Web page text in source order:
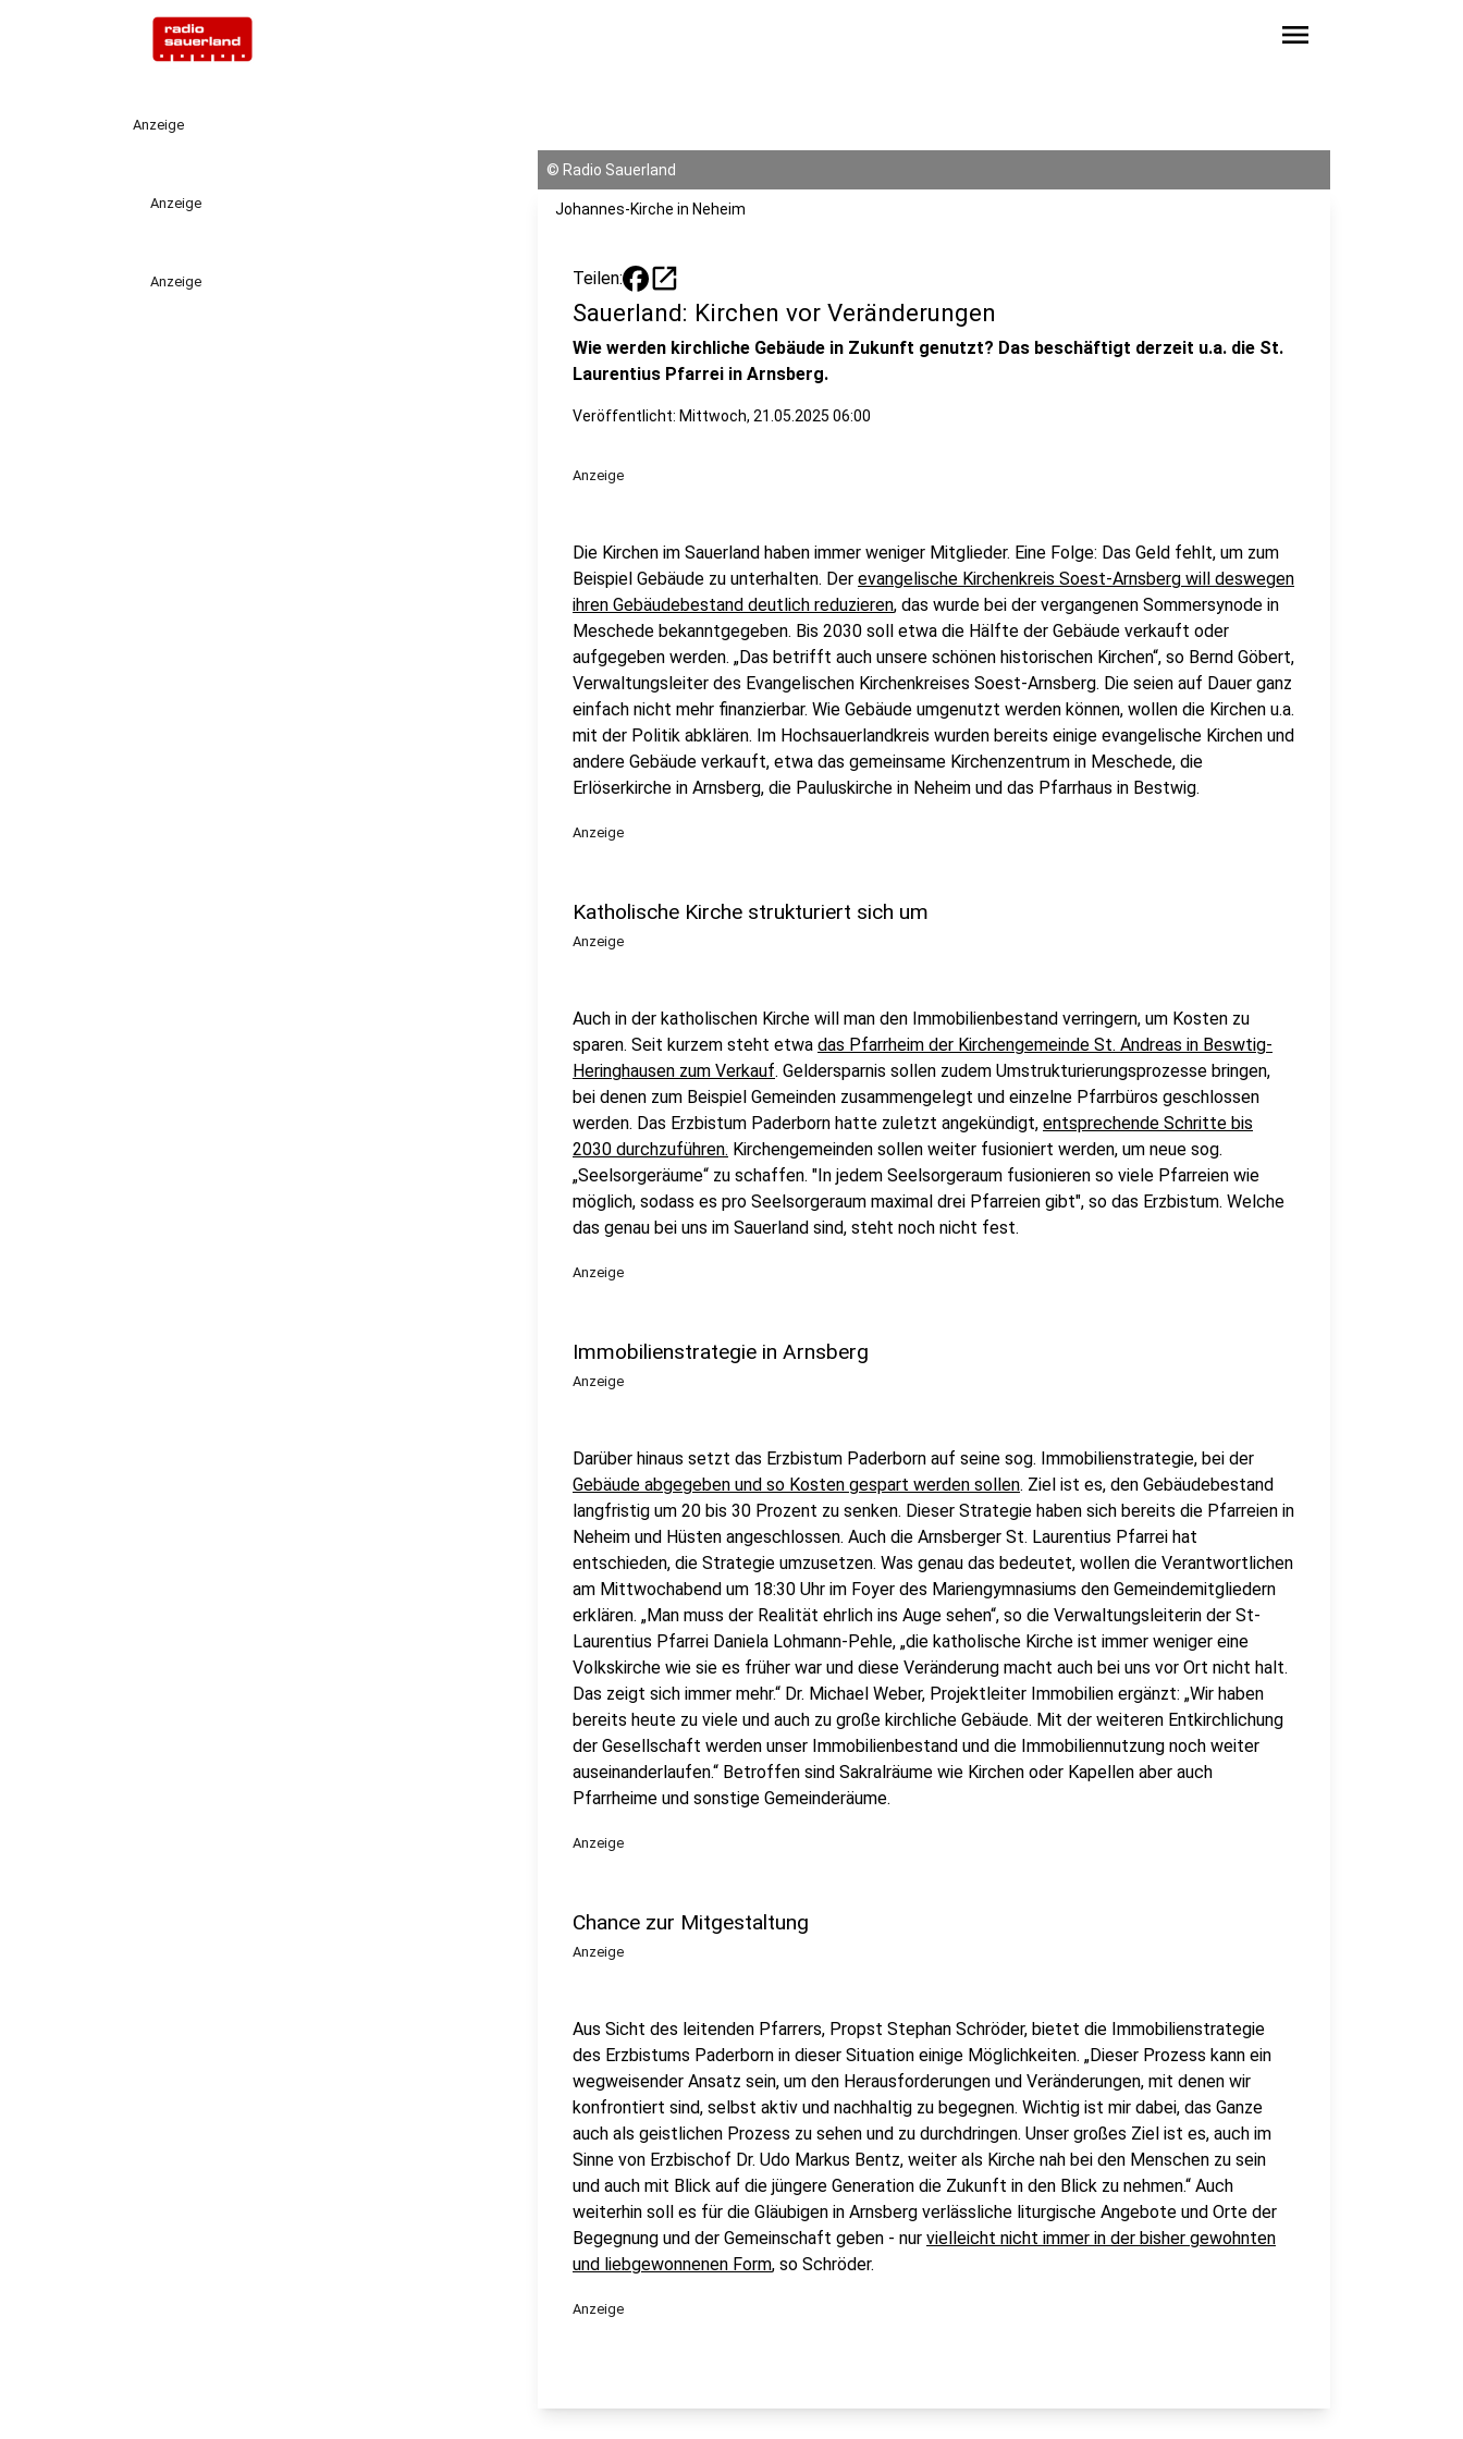
menu
Anzeige
Anzeige
Anzeige
© Radio Sauerland
Johannes-Kirche in Neheim
Teilen: open_in_new
Sauerland: Kirchen vor Veränderungen
Wie werden kirchliche Gebäude in Zukunft genutzt? Das beschäftigt derzeit u.a. die St.
Laurentius Pfarrei in Arnsberg.
Veröffentlicht: Mittwoch, 21.05.2025 06:00
Anzeige
Die Kirchen im Sauerland haben immer weniger Mitglieder. Eine Folge: Das Geld fehlt, um zum
Beispiel Gebäude zu unterhalten. Der evangelische Kirchenkreis Soest-Arnsberg will deswegen
ihren Gebäudebestand deutlich reduzieren, das wurde bei der vergangenen Sommersynode in
Meschede bekanntgegeben. Bis 2030 soll etwa die Hälfte der Gebäude verkauft oder
aufgegeben werden. „Das betrifft auch unsere schönen historischen Kirchen“, so Bernd Göbert,
Verwaltungsleiter des Evangelischen Kirchenkreises Soest-Arnsberg. Die seien auf Dauer ganz
einfach nicht mehr finanzierbar. Wie Gebäude umgenutzt werden können, wollen die Kirchen u.a.
mit der Politik abklären. Im Hochsauerlandkreis wurden bereits einige evangelische Kirchen und
andere Gebäude verkauft, etwa das gemeinsame Kirchenzentrum in Meschede, die
Erlöserkirche in Arnsberg, die Pauluskirche in Neheim und das Pfarrhaus in Bestwig.
Anzeige
Katholische Kirche strukturiert sich um
Anzeige
Auch in der katholischen Kirche will man den Immobilienbestand verringern, um Kosten zu
sparen. Seit kurzem steht etwa das Pfarrheim der Kirchengemeinde St. Andreas in Beswtig-
Heringhausen zum Verkauf. Geldersparnis sollen zudem Umstrukturierungsprozesse bringen,
bei denen zum Beispiel Gemeinden zusammengelegt und einzelne Pfarrbüros geschlossen
werden. Das Erzbistum Paderborn hatte zuletzt angekündigt, entsprechende Schritte bis
2030 durchzuführen. Kirchengemeinden sollen weiter fusioniert werden, um neue sog.
„Seelsorgeräume“ zu schaffen. "In jedem Seelsorgeraum fusionieren so viele Pfarreien wie
möglich, sodass es pro Seelsorgeraum maximal drei Pfarreien gibt", so das Erzbistum. Welche
das genau bei uns im Sauerland sind, steht noch nicht fest.
Anzeige
Immobilienstrategie in Arnsberg
Anzeige
Darüber hinaus setzt das Erzbistum Paderborn auf seine sog. Immobilienstrategie, bei der
Gebäude abgegeben und so Kosten gespart werden sollen. Ziel ist es, den Gebäudebestand
langfristig um 20 bis 30 Prozent zu senken. Dieser Strategie haben sich bereits die Pfarreien in
Neheim und Hüsten angeschlossen. Auch die Arnsberger St. Laurentius Pfarrei hat
entschieden, die Strategie umzusetzen. Was genau das bedeutet, wollen die Verantwortlichen
am Mittwochabend um 18:30 Uhr im Foyer des Mariengymnasiums den Gemeindemitgliedern
erklären. „Man muss der Realität ehrlich ins Auge sehen“, so die Verwaltungsleiterin der St-
Laurentius Pfarrei Daniela Lohmann-Pehle, „die katholische Kirche ist immer weniger eine
Volkskirche wie sie es früher war und diese Veränderung macht auch bei uns vor Ort nicht halt.
Das zeigt sich immer mehr.“ Dr. Michael Weber, Projektleiter Immobilien ergänzt: „Wir haben
bereits heute zu viele und auch zu große kirchliche Gebäude. Mit der weiteren Entkirchlichung
der Gesellschaft werden unser Immobilienbestand und die Immobiliennutzung noch weiter
auseinanderlaufen.“ Betroffen sind Sakralräume wie Kirchen oder Kapellen aber auch
Pfarrheime und sonstige Gemeinderäume.
Anzeige
Chance zur Mitgestaltung
Anzeige
Aus Sicht des leitenden Pfarrers, Propst Stephan Schröder, bietet die Immobilienstrategie
des Erzbistums Paderborn in dieser Situation einige Möglichkeiten. „Dieser Prozess kann ein
wegweisender Ansatz sein, um den Herausforderungen und Veränderungen, mit denen wir
konfrontiert sind, selbst aktiv und nachhaltig zu begegnen. Wichtig ist mir dabei, das Ganze
auch als geistlichen Prozess zu sehen und zu durchdringen. Unser großes Ziel ist es, auch im
Sinne von Erzbischof Dr. Udo Markus Bentz, weiter als Kirche nah bei den Menschen zu sein
und auch mit Blick auf die jüngere Generation die Zukunft in den Blick zu nehmen.“ Auch
weiterhin soll es für die Gläubigen in Arnsberg verlässliche liturgische Angebote und Orte der
Begegnung und der Gemeinschaft geben - nur vielleicht nicht immer in der bisher gewohnten
und liebgewonnenen Form, so Schröder.
Anzeige